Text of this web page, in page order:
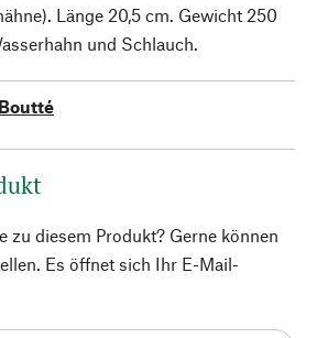
Länge 20,5 cm. Gewicht 250
und Schlauch.
Boutté
zu diesem Produkt? Gerne können
Es öffnet sich Ihr E-Mail-